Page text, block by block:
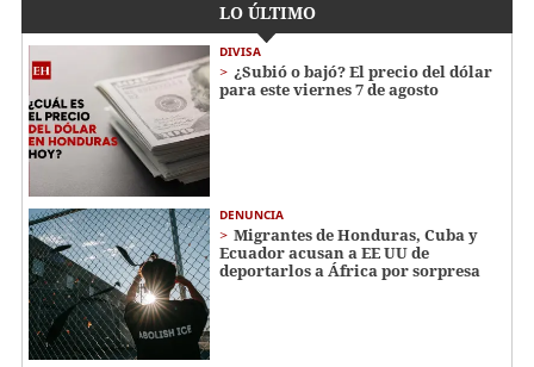
LO ÚLTIMO
DIVISA
¿Subió o bajó? El precio del dólar
para este viernes 7 de agosto
DENUNCIA
Migrantes de Honduras, Cuba y
Ecuador acusan a EE UU de
deportarlos a África por sorpresa